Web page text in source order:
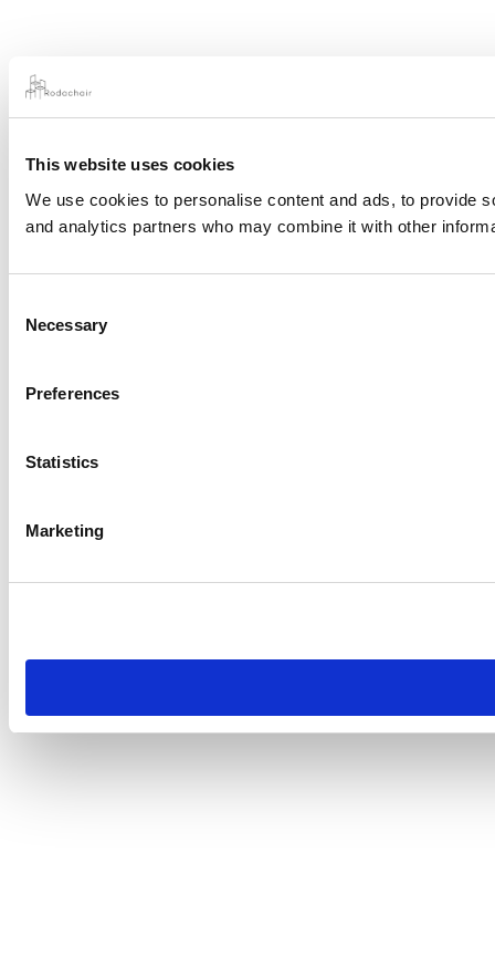
This website uses cookies
We use cookies to personalise content and ads, to provide
and analytics partners who may combine it with other
Selection
Necessary
Preferences
Statistics
Marketing